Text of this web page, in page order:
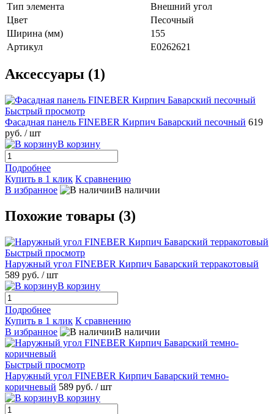
Тип элемента
Внешний угол
Цвет
Песочный
Ширина (мм)
155
Артикул
E0262621
Аксессуары (1)
Быстрый просмотр
Фасадная панель FINEBER Кирпич Баварский песочный 619
руб. / шт
В корзину
Подробнее
Купить в 1 клик К сравнению
В избранное
В наличии
Похожие товары (3)
Быстрый просмотр
Наружный угол FINEBER Кирпич Баварский терракотовый
589 руб. / шт
В корзину
Подробнее
Купить в 1 клик К сравнению
В избранное
В наличии
Быстрый просмотр
Наружный угол FINEBER Кирпич Баварский темно-
коричневый 589 руб. / шт
В корзину